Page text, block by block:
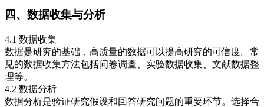
四、数据收集与分析
4.1 数据收集
数据是研究的基础，高质量的数据可以提高研究的可信度。常
见的数据收集方法包括问卷调查、实验数据收集、文献数据整
理等。
4.2 数据分析
数据分析是验证研究假设和回答研究问题的重要环节。选择合